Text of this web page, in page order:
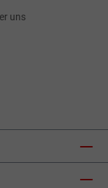
uns